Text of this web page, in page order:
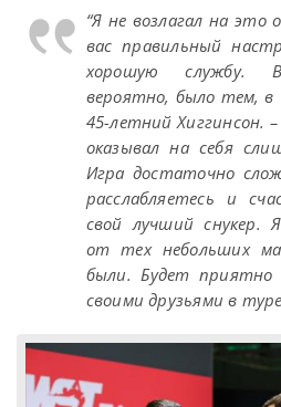
“Я не возлагал на это
вас правильный
хорошую службу.
вероятно, было тем, в
45-летний Хиггинсон.
оказывал на себя
Игра достаточно
расслабляетесь и
свой лучший снукер.
от тех небольших
были. Будет приятно
своими друзьями в